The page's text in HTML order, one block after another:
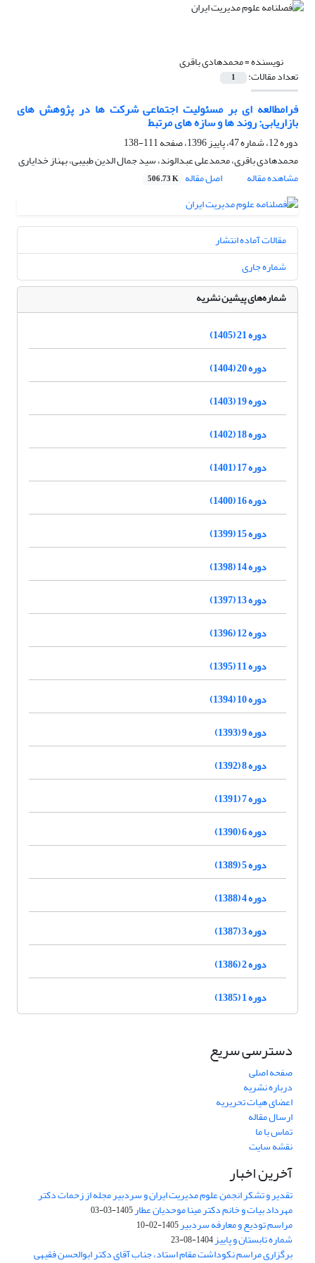
نویسنده =محمدهادی باقری
تعداد مقالات: 1
فرامطالعه ای بر مسئولیت اجتماعی شرکت ها در پژوهش های
بازاریابی: روند ها و سازه های مرتبط
دوره 12، شماره 47، پاییز 1396، صفحه
111-138
محمدهادی باقری، محمدعلی عبدالوند، سید جمال الدین طبیبی، بهناز خدایاری
مشاهده مقاله
اصل مقاله 506.73 K
مقالات آماده انتشار
شماره جاری
شماره‌های پیشین نشریه
دوره 21 (1405)
دوره 20 (1404)
دوره 19 (1403)
دوره 18 (1402)
دوره 17 (1401)
دوره 16 (1400)
دوره 15 (1399)
دوره 14 (1398)
دوره 13 (1397)
دوره 12 (1396)
دوره 11 (1395)
دوره 10 (1394)
دوره 9 (1393)
دوره 8 (1392)
دوره 7 (1391)
دوره 6 (1390)
دوره 5 (1389)
دوره 4 (1388)
دوره 3 (1387)
دوره 2 (1386)
دوره 1 (1385)
دسترسی سریع
صفحه اصلی
درباره نشریه
اعضای هیات تحریریه
ارسال مقاله
تماس با ما
نقشه سایت
آخرین اخبار
تقدیر و تشکر انجمن علوم مدیریت ایران و سردبیر مجله از زحمات دکتر
مهرداد بیات و خانم دکتر مینا موحدیان عطار1405-03-03
مراسم تودیع و معارفه سردبیر1405-02-10
شماره تابستان و پاییز1404-08-23
برگزاری مراسم نکوداشت مقام استاد، جناب آقای دکتر ابوالحسن فقیهی